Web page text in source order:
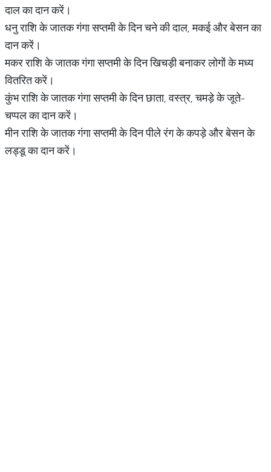
दाल का दान करें।
धनु राशि के जातक गंगा सप्तमी के दिन चने की दाल, मकई और बेसन का
दान करें।
मकर राशि के जातक गंगा सप्तमी के दिन खिचड़ी बनाकर लोगों के मध्य
वितरित करें।
कुंभ राशि के जातक गंगा सप्तमी के दिन छाता, वस्त्र, चमड़े के जूते-
चप्पल का दान करें।
मीन राशि के जातक गंगा सप्तमी के दिन पीले रंग के कपड़े और बेसन के
लड्डू का दान करें।